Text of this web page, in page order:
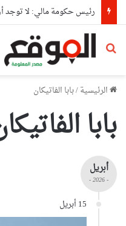
بحث عن
الرئيسية/بابا الفاتيكان
بابا
أبريل
- 2026 -
15 أبريل